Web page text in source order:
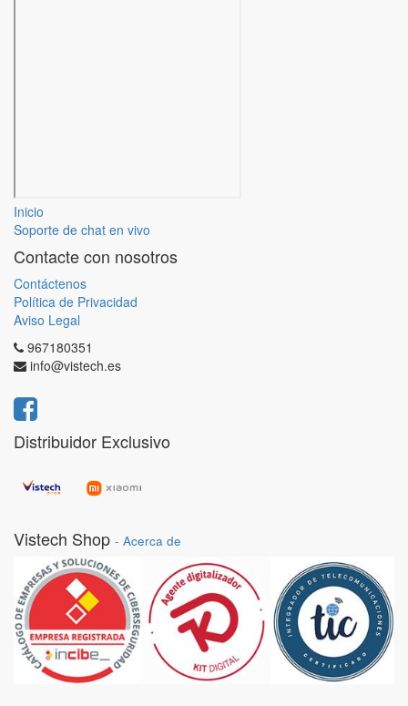
Inicio
Soporte de chat en vivo
Contacte con nosotros
Contáctenos
Política de Privacidad
Aviso Legal
967180351
info@vistech.es
Distribuidor Exclusivo
Vistech Shop - Acerca de